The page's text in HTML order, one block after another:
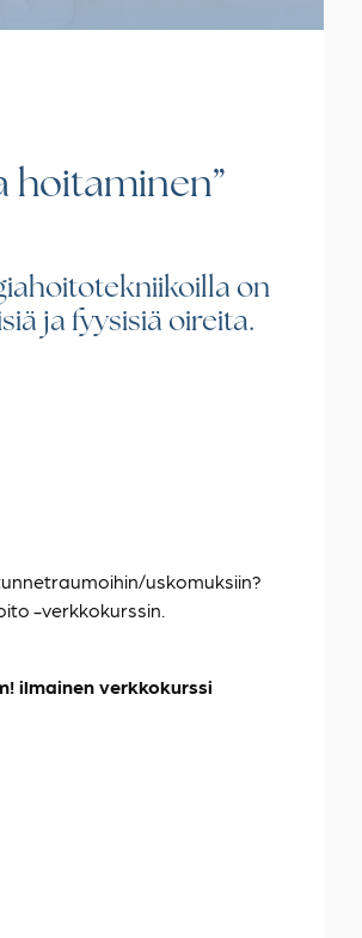
hoitaminen”
on
ja fyysisiä oireita.
uskomuksiin?
-verkkokurssin.
ilmainen verkkokurssi